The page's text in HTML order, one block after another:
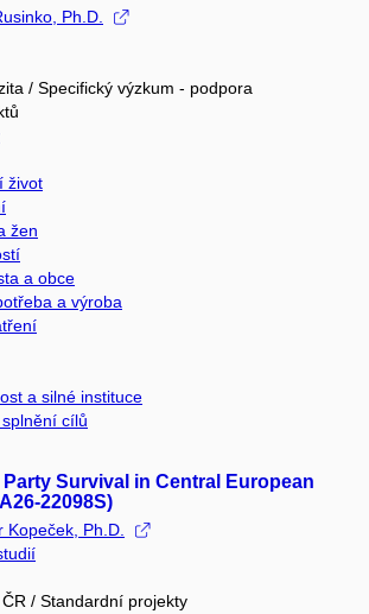
Ph.D.
/ Specifický výzkum - podpora
život
žen
a obce
a výroba
a silné instituce
cílů
Survival in Central European
22098S)
Ph.D.
/ Standardní projekty